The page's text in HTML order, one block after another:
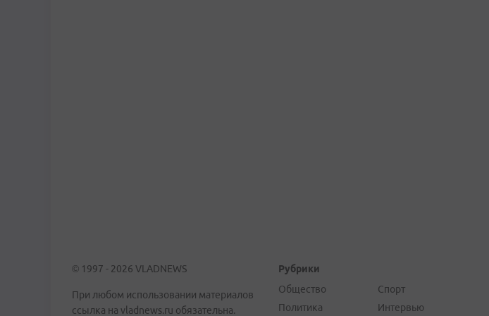
© 1997 - 2026 VLADNEWS
При любом использовании материалов
ссылка на vladnews.ru обязательна.
Рубрики
Общество
Политика
Спорт
Интервью